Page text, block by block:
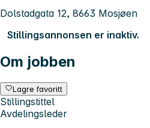
Dolstadgata 12, 8663 Mosjøen
Stillingsannonsen er inaktiv.
Om jobben
Lagre favoritt
Stillingstittel
Avdelingsleder